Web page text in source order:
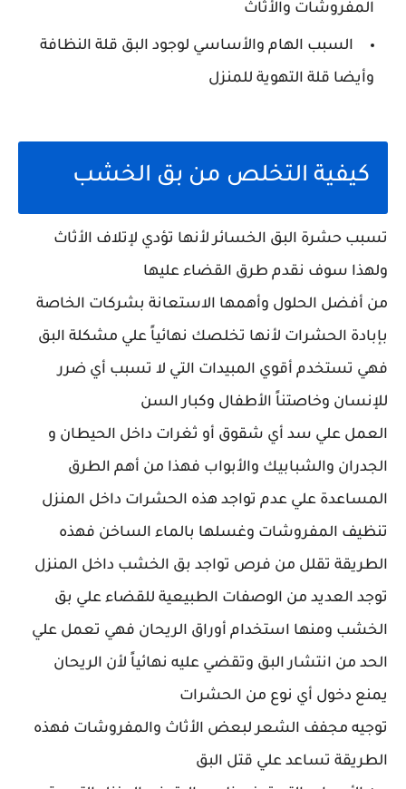
المفروشات والأثاث
السبب الهام والأساسي لوجود البق قلة النظافة
وأيضا قلة التهوية للمنزل
كيفية التخلص من بق الخشب
تسبب حشرة البق الخسائر لأنها تؤدي لإتلاف الأثاث
ولهذا سوف نقدم طرق القضاء عليها
من أفضل الحلول وأهمها الاستعانة بشركات الخاصة
بإبادة الحشرات لأنها تخلصك نهائياً علي مشكلة البق
فهي تستخدم أقوي المبيدات التي لا تسبب أي ضرر
للإنسان وخاصتناً الأطفال وكبار السن
العمل علي سد أي شقوق أو ثغرات داخل الحيطان و
الجدران والشبابيك والأبواب فهذا من أهم الطرق
المساعدة علي عدم تواجد هذه الحشرات داخل المنزل
تنظيف المفروشات وغسلها بالماء الساخن فهذه
الطريقة تقلل من فرص تواجد بق الخشب داخل المنزل
توجد العديد من الوصفات الطبيعية للقضاء علي بق
الخشب ومنها استخدام أوراق الريحان فهي تعمل علي
الحد من انتشار البق وتقضي عليه نهائياً لأن الريحان
يمنع دخول أي نوع من الحشرات
توجيه مجفف الشعر لبعض الأثاث والمفروشات فهذه
الطريقة تساعد علي قتل البق